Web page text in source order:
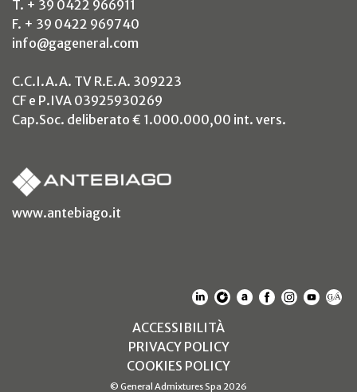
T. + 39 0422 966911
F. + 39 0422 969740
info@gageneral.com
C.C.I.A.A. TV R.E.A. 309223
CF e P.IVA 03925930269
Cap.Soc. deliberato € 1.000.000,00 int. vers.
www.antebiago.it
(SI APRE IN UN NUOVO
(SI APRE IN UN
(SI APRE IN UN
(SI APRE IN
(SI APRE
(SI
ACCESSIBILITÀ(SI APRE IN UN
PRIVACY POLICY(SI APRE IN UN
COOKIES POLICY(SI APRE IN UN
© General Admixtures Spa 2026